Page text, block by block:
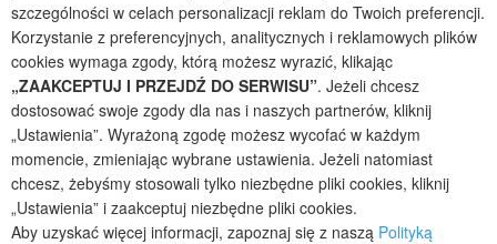
2026 © ARCHON+ Biuro Projektów - Tradycyjne i nowoczesne gotowe
projekty domów - autorska pracownia architektoniczna założona w 1990r.
przez arch. Barbarę Mendel
Z uwagi na ciągłe doskonalenie procesu powstawania projektów (zgodnie z
normą ISO 9001), prezentowane na stronie projekty domów mogą
nieznacznie różnić się od dokumentacji technicznej.
Informujemy, iż w celu optymalizacji treści dostępnych w naszym sklepie,
dostosowania ich do Państwa indywidualnych potrzeb korzystamy z
informacji zapisanych za pomocą plików cookies na urządzeniach
końcowych użytkowników. Pliki cookies użytkownik może kontrolować za
pomocą ustawień swojej przeglądarki internetowej. Dalsze korzystanie z
szczególności w celach personalizacji reklam do Twoich preferencji.
Korzystanie z preferencyjnych, analitycznych i reklamowych plików
cookies wymaga zgody, którą możesz wyrazić, klikając
„ZAAKCEPTUJ I PRZEJDŹ DO SERWISU”. Jeżeli chcesz
dostosować swoje zgody dla nas i naszych partnerów, kliknij
„Ustawienia”. Wyrażoną zgodę możesz wycofać w każdym
momencie, zmieniając wybrane ustawienia. Jeżeli natomiast
chcesz, żebyśmy stosowali tylko niezbędne pliki cookies, kliknij
„Ustawienia” i zaakceptuj niezbędne pliki cookies.
Aby uzyskać więcej informacji, zapoznaj się z naszą Polityką